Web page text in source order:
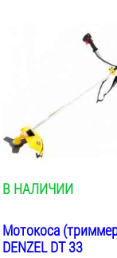
В НАЛИЧИИ
Мотокоса
DENZEL DT 33